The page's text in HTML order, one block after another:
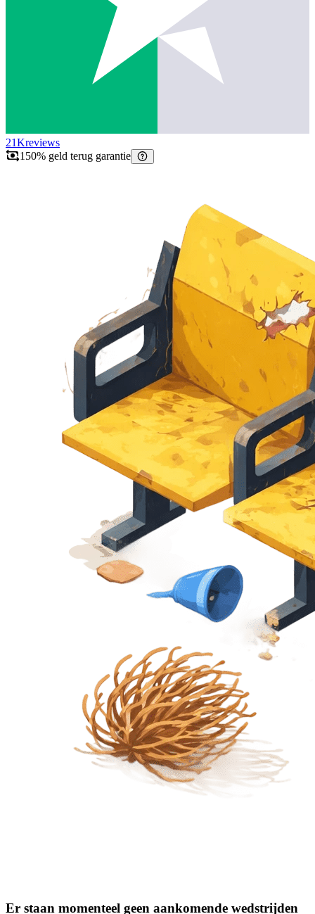
21Kreviews
150% geld terug garantie
Er staan momenteel geen aankomende wedstrijden